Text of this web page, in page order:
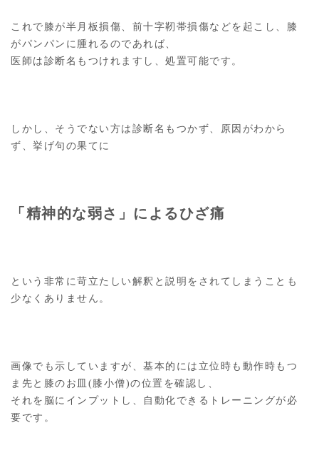
これで膝が半月板損傷、前十字靭帯損傷などを起こし、膝
がパンパンに腫れるのであれば、
医師は診断名もつけれますし、処置可能です。
しかし、そうでない方は診断名もつかず、原因がわから
ず、挙げ句の果てに
「精神的な弱さ」によるひざ痛
という非常に苛立たしい解釈と説明をされてしまうことも
少なくありません。
画像でも示していますが、基本的には立位時も動作時もつ
ま先と膝のお皿(膝小僧)の位置を確認し、
それを脳にインプットし、自動化できるトレーニングが必
要です。